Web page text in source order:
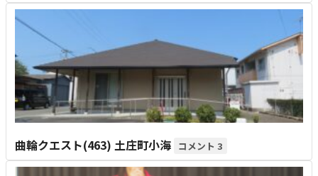
曲輪クエスト(463) 土庄町小海 3